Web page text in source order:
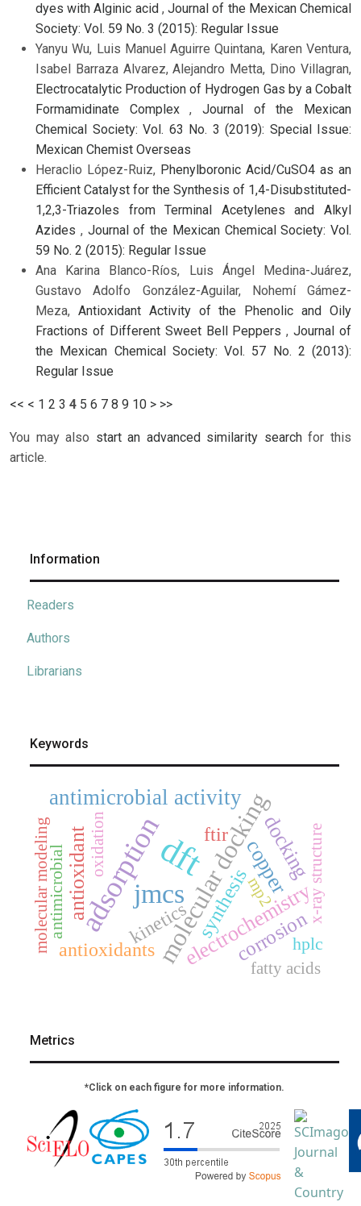
dyes with Alginic acid ,Journal of the Mexican Chemical
Society: Vol. 59 No. 3 (2015): Regular Issue
Yanyu Wu, Luis Manuel Aguirre Quintana, Karen Ventura,
Isabel Barraza Alvarez, Alejandro Metta, Dino Villagran,
Electrocatalytic Production of Hydrogen Gas by a Cobalt
Formamidinate Complex,Journal of the Mexican
Chemical Society: Vol. 63 No. 3 (2019): Special Issue:
Mexican Chemist Overseas
Heraclio López-Ruiz, Phenylboronic Acid/CuSO4 as an
Efficient Catalyst for the Synthesis of 1,4-Disubstituted-
1,2,3-Triazoles from Terminal Acetylenes and Alkyl
Azides , Journal of the Mexican Chemical Society: Vol.
59 No. 2 (2015): Regular Issue
Ana Karina Blanco-Ríos, Luis Ángel Medina-Juárez,
Gustavo Adolfo González-Aguilar, Nohemí Gámez-
Meza, Antioxidant Activity of the Phenolic and Oily
Fractions of Different Sweet Bell Peppers,Journal of
the Mexican Chemical Society: Vol. 57 No. 2 (2013):
Regular Issue
<< < 1 2 3 4 5 6 7 8 9 10 > >>
You may also start an advanced similarity searchfor this
article.
Information
Readers
Authors
Librarians
Keywords
dft
adsorption
jmcs
molecular docking
antimicrobial activity
copper
antioxidant
electrochemistry
docking
corrosion
synthesis
kinetics
antioxidants
ftir
antimicrobial
hplc
oxidation
fatty acids
molecular modeling x-ray structure
mp2
Metrics
*Click on each figure for more information.